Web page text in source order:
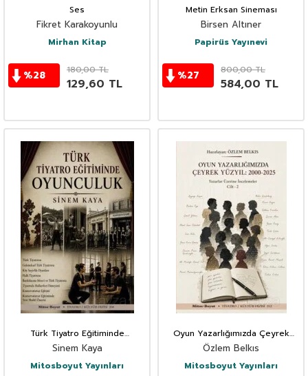
Ses
Fikret Karakoyunlu
Mirhan Kitap
%28 180,00TL
129,60 TL
Metin Erksan Sineması
Birsen Altıner
Papirüs Yayınevi
%27 800,00TL
584,00 TL
Türk Tiyatro Eğitiminde
Oyunculuk
Sinem Kaya
Mitosboyut Yayınları
Oyun Yazarlığımızda Çeyrek
Yüzyıl 200-2025 Cilt 2
Özlem Belkıs
Mitosboyut Yayınları